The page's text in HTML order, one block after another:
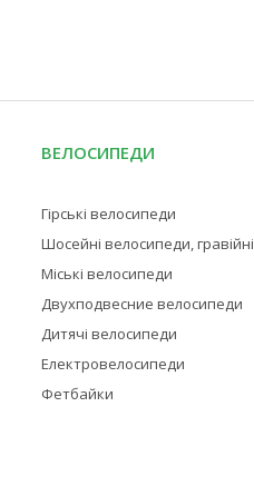
ВЕЛОСИПЕДИ
Гірські велосипеди
Шосейні велосипеди, гравійні
Міські велосипеди
Двухподвесние велосипеди
Дитячі велосипеди
Електровелосипеди
Фетбайки